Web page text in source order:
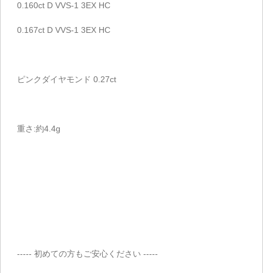
0.160ct D VVS-1 3EX HC
0.167ct D VVS-1 3EX HC
ピンクダイヤモンド 0.27ct
重さ:約4.4g
----- 初めての方もご安心ください -----